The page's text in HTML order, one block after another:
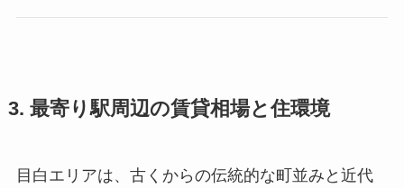
3. 最寄り駅周辺の賃貸相場と住環境
目白エリアは、古くからの伝統的な町並みと近代